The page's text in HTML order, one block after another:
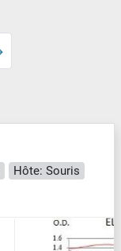
Hôte: Souris